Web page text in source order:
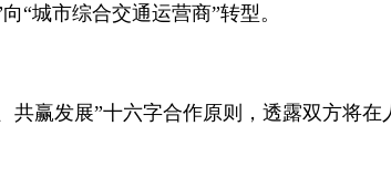
“城市综合交通运营商”转型。
赢发展”十六字合作原则，透露双方将